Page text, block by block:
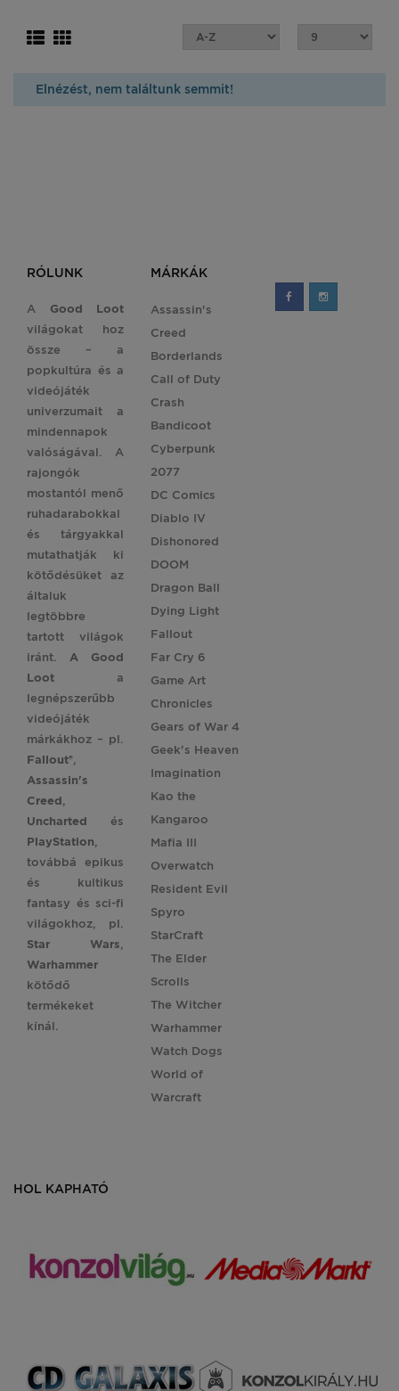
Elnézést, nem találtunk semmit!
RÓLUNK
A Good Loot
világokat hoz
össze – a
popkultúra és a
videójáték
univerzumait a
mindennapok
valóságával. A
rajongók
mostantól menő
ruhadarabokkal
és tárgyakkal
mutathatják ki
kötődésüket az
általuk
legtöbbre
tartott világok
iránt.A Good
Loot a
legnépszerűbb
videójáték
márkákhoz – pl.
Fallout®,
Assassin's
Creed,
Uncharted és
PlayStation,
továbbá epikus
és kultikus
fantasy és sci-fi
világokhoz, pl.
Star
Wars,
Warhammer
kötődő
termékeket
kínál.
MÁRKÁK
Assassin's
Creed
Borderlands
Call of Duty
Crash
Bandicoot
Cyberpunk
2077
DC Comics
Diablo IV
Dishonored
DOOM
Dragon Ball
Dying Light
Fallout
Far Cry 6
Game Art
Chronicles
Gears of War 4
Geek's Heaven
Imagination
Kao the
Kangaroo
Mafia III
Overwatch
Resident Evil
Spyro
StarCraft
The Elder
Scrolls
The Witcher
Warhammer
Watch Dogs
World of
Warcraft
HOL KAPHATÓ